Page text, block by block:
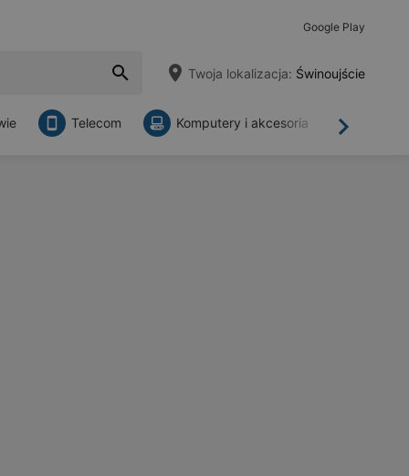
Google Play
Twoja lokalizacja: Świnoujście
Dalej
Telecom Komputery i akcesoria